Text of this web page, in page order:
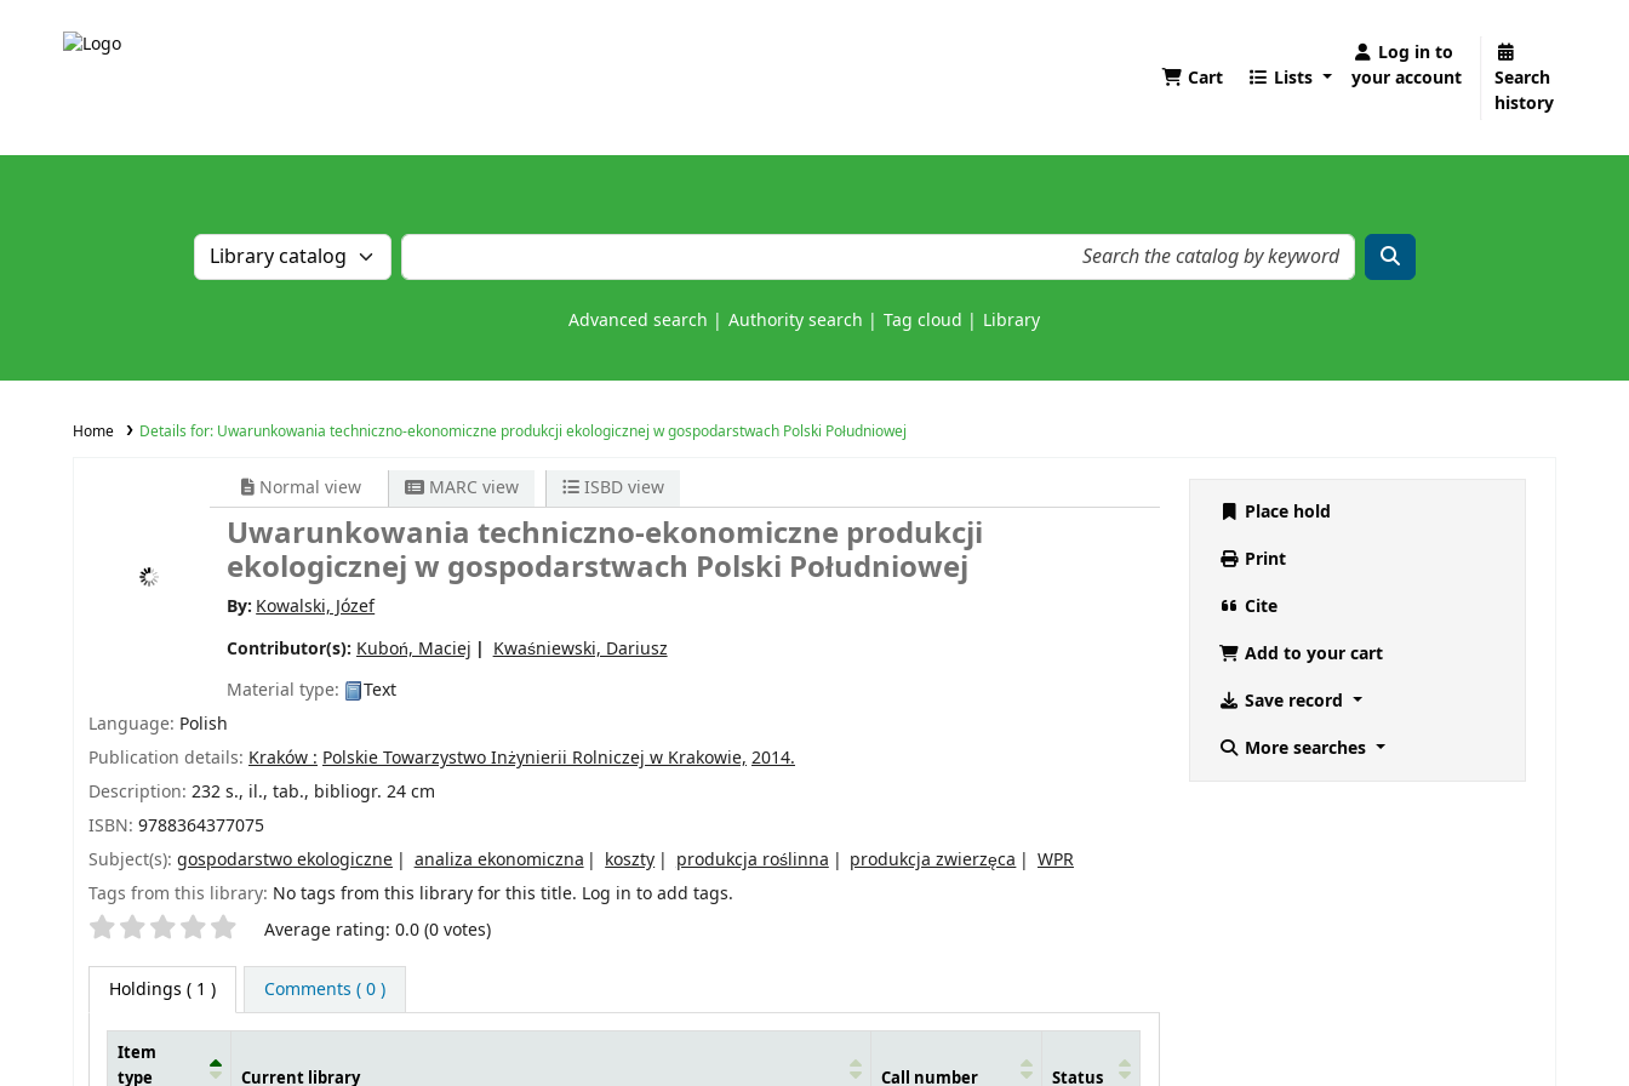
Cart Lists
Log in to
your account
Search
history
Advanced search Authority search Tag cloud Library
Home Details for: Uwarunkowania techniczno-ekonomiczne produkcji ekologicznej w gospodarstwach Polski Południowej
Normal view MARC view ISBD view
Uwarunkowania techniczno-ekonomiczne produkcji
ekologicznej w gospodarstwach Polski Południowej
By:Kowalski, Józef
Contributor(s): Kuboń, Maciej
Kwaśniewski, Dariusz
Material type:
Text
Language: Polish
Publication details: Kraków : Polskie Towarzystwo Inżynierii Rolniczej w Krakowie, 2014.
Description: 232 s., il., tab., bibliogr. 24 cm
ISBN: 9788364377075
Subject(s): gospodarstwo ekologiczne analiza ekonomiczna koszty produkcja roślinna produkcja zwierzęca
WPR
Tags from this library: No tags from this library for this title. Log in to add tags.
Star ratings Average rating: 0.0 (0 votes)
Holdings ( 1 ) Comments ( 0 )
Item
type
Current library Call number Status
Place hold
Print
Cite
Add to your cart
Save record
More searches